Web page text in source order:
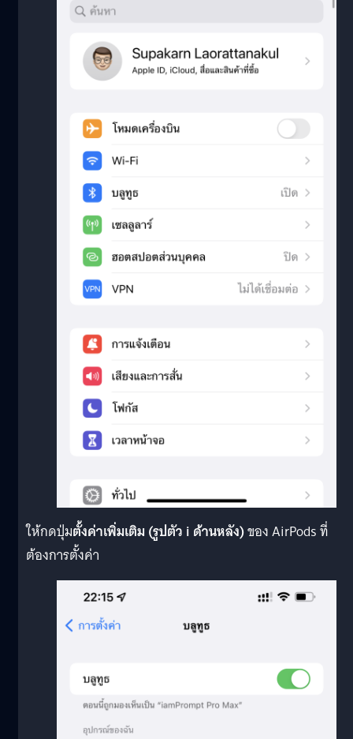
ให้กดปุ่มตั้งค่าเพิ่มเติม (รูปตัว i ด้านหลัง)ของ AirPods ที่
ต้องการตั้งค่า